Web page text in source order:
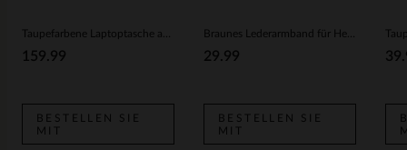
159.99
BESTELLEN SIE
MIT
29.99
BESTELLEN SIE
MIT